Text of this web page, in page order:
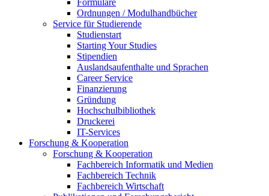
Formulare
Ordnungen / Modulhandbücher
Service für Studierende
Studienstart
Starting Your Studies
Stipendien
Auslandsaufenthalte und Sprachen
Career Service
Finanzierung
Gründung
Hochschulbibliothek
Druckerei
IT-Services
Forschung & Kooperation
Forschung & Kooperation
Fachbereich Informatik und Medien
Fachbereich Technik
Fachbereich Wirtschaft